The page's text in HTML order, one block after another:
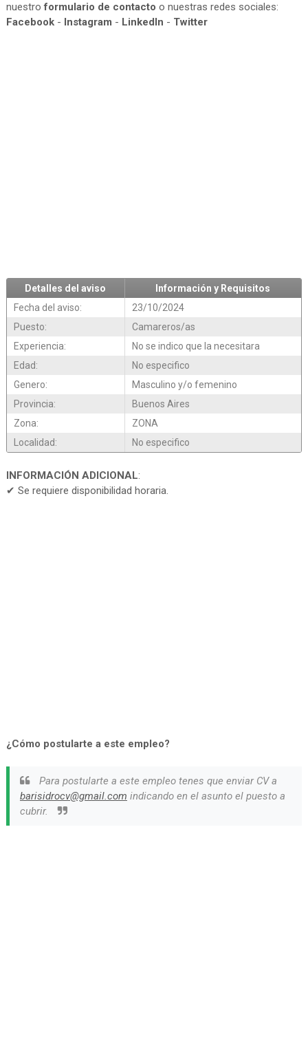
nuestroformulario de contacto o nuestras redes sociales:
Facebook- Instagram - LinkedIn - Twitter
Detalles del aviso
Información y Requisitos
Fecha del aviso:
23/10/2024
Puesto:
Camareros/as
Experiencia:
No se indico que la necesitara
Edad:
No especifico
Genero:
Masculino y/o femenino
Provincia:
Buenos Aires
Zona:
ZONA
Localidad:
No especifico
INFORMACIÓN ADICIONAL:
✔ Se requiere disponibilidad horaria.
¿Cómo postularte a este empleo?
Para postularte a este empleo tenes que enviar CV a
barisidrocv@gmail.com indicando en el asunto el puesto a
cubrir.